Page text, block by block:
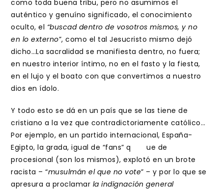
como toda buena tribu, pero no asumimos el
auténtico y genuíno significado, el conocimiento
oculto, el “buscad dentro de vosotros mismos, y no
en lo externo”, como el tal Jesucristo mismo dejó
dicho…La sacralidad se manifiesta dentro, no fuera;
en nuestro interior íntimo, no en el fasto y la fiesta,
en el lujo y el boato con que convertimos a nuestro
dios en ídolo.
Y todo esto se dá en un país que se las tiene de
cristiano a la vez que contradictoriamente católico…
Por ejemplo, en un partido internacional, España-
Egipto, la grada, igual de “fans” q ue de
procesional (son los mismos), explotó en un brote
racista – “musulmán el que no vote” – y por lo que se
apresura a proclamar la indignación general